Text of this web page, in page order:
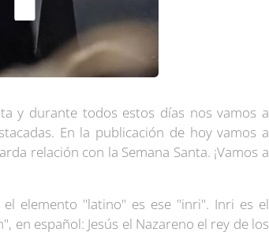
y durante todos estos días nos vamos a
En la publicación de hoy vamos a
relación con la Semana Santa. ¡Vamos a
elemento "latino" es ese "inri". Inri es el
en español: Jesús el Nazareno el rey de los